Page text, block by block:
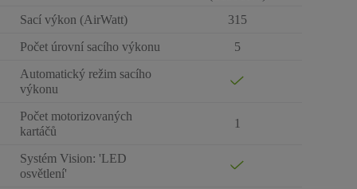
Sací výkon (AirWatt)
315
Počet úrovní sacího výkonu
5
Automatický režim sacího
výkonu
Počet motorizovaných
kartáčů
1
Systém Vision: 'LED
osvětlení'